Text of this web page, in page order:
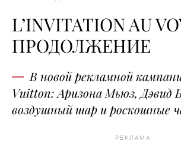
L’INVITATION AU
ПРОДОЛЖЕНИЕ
В новой рекламной
Vuitton: Аризона Мьюз, Дэвид
воздушный шар и роскошные
РЕКЛАМА